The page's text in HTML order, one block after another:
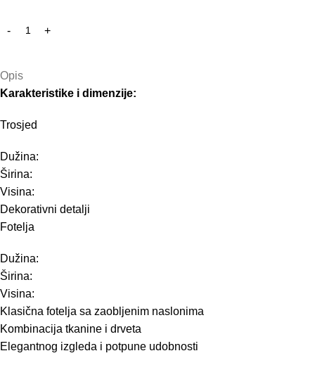
Opis
Karakteristike i dimenzije:
Trosjed
Dužina:
Širina:
Visina:
Dekorativni detalji
Fotelja
Dužina:
Širina:
Visina:
Klasična fotelja sa zaobljenim naslonima
Kombinacija tkanine i drveta
Elegantnog izgleda i potpune udobnosti